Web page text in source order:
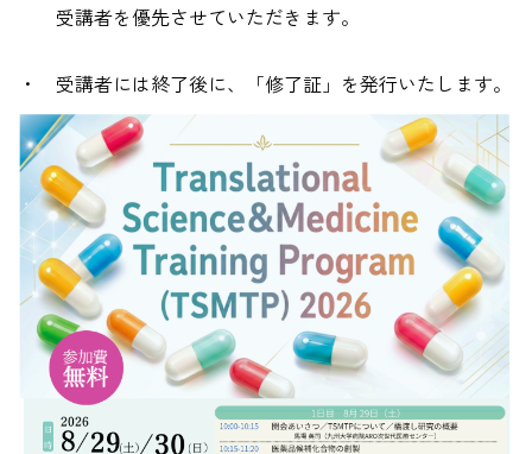
受講者を優先させていただきます。
・ 受講者には終了後に、「修了証」を発行いたします。